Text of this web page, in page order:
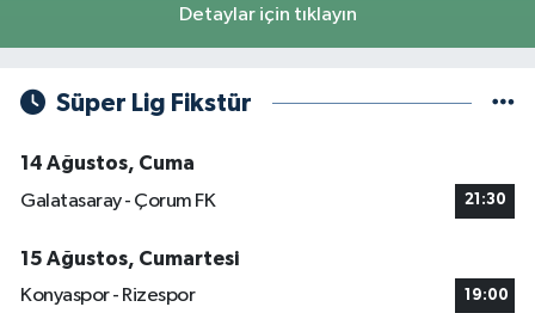
Detaylar için tıklayın
Süper Lig Fikstür
14 Ağustos, Cuma
Galatasaray - Çorum FK
21:30
15 Ağustos, Cumartesi
Konyaspor - Rizespor
19:00